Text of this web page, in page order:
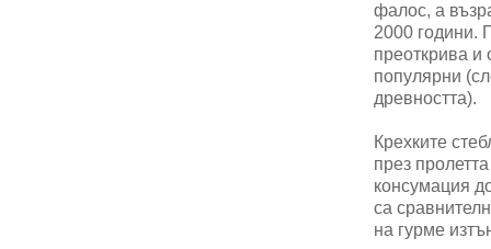
фалос, а
2000 години.
преоткрива и
популярни
древността).
Крехките
през
консумация
са
на гурме